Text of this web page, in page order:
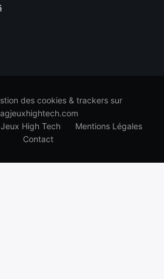
des cookies & trackers sur
High Tech
Mentions Légales
Contact